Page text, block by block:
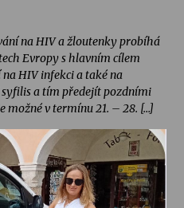
na HIV a žloutenky probíhá
Evropy s hlavním cílem
HIV infekci a také na
a tím předejít pozdními
možné v termínu 21. – 28. […]